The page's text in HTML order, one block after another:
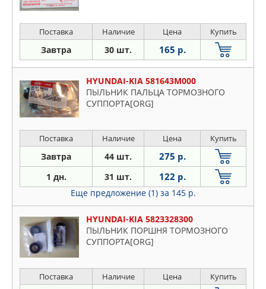
Поставка Наличие Цена Купить
Завтра 30 шт. 165 р.
HYUNDAI-KIA 581643M000
ПЫЛЬНИК ПАЛЬЦА ТОРМОЗНОГО
СУППОРТА[ORG]
Поставка Наличие Цена Купить
Завтра 44 шт. 275 р.
1 дн. 31 шт. 122 р.
Еще предложение (1) за 145 р.
HYUNDAI-KIA 5823328300
ПЫЛЬНИК ПОРШНЯ ТОРМОЗНОГО
СУППОРТА[ORG]
Поставка Наличие Цена Купить